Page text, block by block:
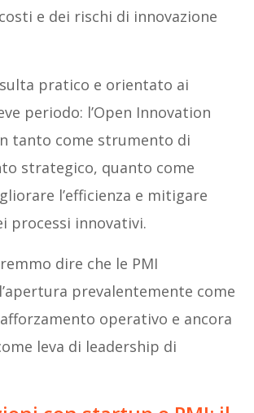
e dei rischi di innovazione
pratico e orientato ai
periodo: l’Open Innovation
tanto come strumento di
strategico, quanto come
l’efficienza e mitigare
processi innovativi.
dire che le PMI
prevalentemente come
operativo e ancora
leva di leadership di